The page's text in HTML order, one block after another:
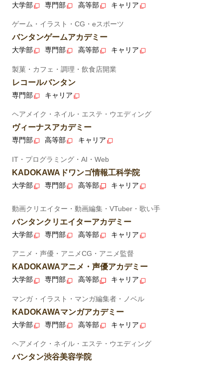
大学部 専門部 高等部 キャリア
ゲーム・イラスト・CG・eスポーツ
バンタンゲームアカデミー
大学部 専門部 高等部 キャリア
製菓・カフェ・調理・飲食店開業
レコールバンタン
専門部 キャリア
ヘアメイク・ネイル・エステ・ウエディング
ヴィーナスアカデミー
専門部 高等部 キャリア
IT・プログラミング・AI・Web
KADOKAWAドワンゴ情報工科学院
大学部 専門部 高等部 キャリア
動画クリエイター・動画編集・VTuber・歌い手
バンタンクリエイターアカデミー
大学部 専門部 高等部 キャリア
アニメ・声優・アニメCG・アニメ監督
KADOKAWAアニメ・声優アカデミー
大学部 専門部 高等部 キャリア
マンガ・イラスト・マンガ編集者・ノベル
KADOKAWAマンガアカデミー
大学部 専門部 高等部 キャリア
ヘアメイク・ネイル・エステ・ウエディング
バンタン渋谷美容学院